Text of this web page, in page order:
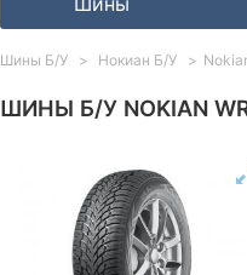
ШИНЫ Б/У NOKIAN
Шины Б/У Нокиан Б/У